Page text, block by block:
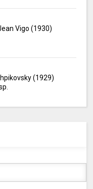
Vigo (1930)
(1929)